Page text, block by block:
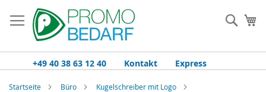
Inhalt
springen
+49 40 38 63 12 40 Kontakt Express
Startseite Büro
Kugelschreiber mit Logo